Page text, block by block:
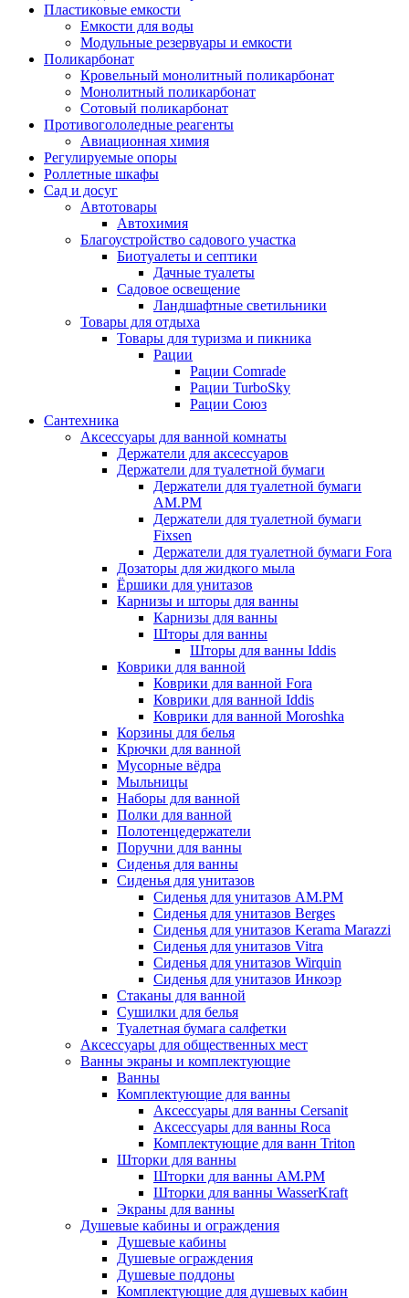
Пластиковые емкости
Емкости для воды
Модульные резервуары и емкости
Поликарбонат
Кровельный монолитный поликарбонат
Монолитный поликарбонат
Сотовый поликарбонат
Противогололедные реагенты
Авиационная химия
Регулируемые опоры
Роллетные шкафы
Сад и досуг
Автотовары
Автохимия
Благоустройство садового участка
Биотуалеты и септики
Дачные туалеты
Садовое освещение
Ландшафтные светильники
Товары для отдыха
Товары для туризма и пикника
Рации
Рации Comrade
Рации TurboSky
Рации Союз
Сантехника
Аксессуары для ванной комнаты
Держатели для аксессуаров
Держатели для туалетной бумаги
Держатели для туалетной бумаги
AM.PM
Держатели для туалетной бумаги
Fixsen
Держатели для туалетной бумаги Fora
Дозаторы для жидкого мыла
Ёршики для унитазов
Карнизы и шторы для ванны
Карнизы для ванны
Шторы для ванны
Шторы для ванны Iddis
Коврики для ванной
Коврики для ванной Fora
Коврики для ванной Iddis
Коврики для ванной Moroshka
Корзины для белья
Крючки для ванной
Мусорные вёдра
Мыльницы
Наборы для ванной
Полки для ванной
Полотенцедержатели
Поручни для ванны
Сиденья для ванны
Сиденья для унитазов
Сиденья для унитазов AM.PM
Сиденья для унитазов Berges
Сиденья для унитазов Kerama Marazzi
Сиденья для унитазов Vitra
Сиденья для унитазов Wirquin
Сиденья для унитазов Инкоэр
Стаканы для ванной
Сушилки для белья
Туалетная бумага салфетки
Аксессуары для общественных мест
Ванны экраны и комплектующие
Ванны
Комплектующие для ванны
Аксессуары для ванны Cersanit
Аксессуары для ванны Roca
Комплектующие для ванн Triton
Шторки для ванны
Шторки для ванны AM.PM
Шторки для ванны WasserKraft
Экраны для ванны
Душевые кабины и ограждения
Душевые кабины
Душевые ограждения
Душевые поддоны
Комплектующие для душевых кабин